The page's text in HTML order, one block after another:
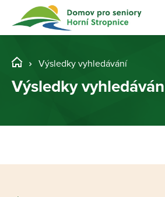
Výsledky vyhledávání
Výsledky